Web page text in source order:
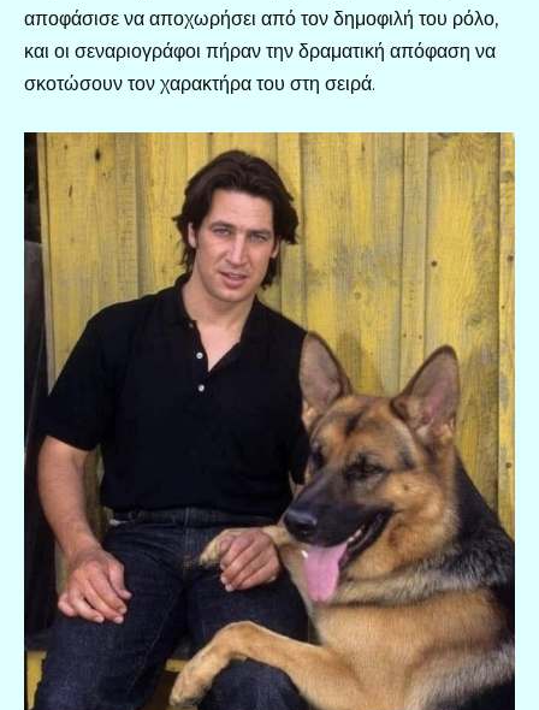
αποφάσισε να αποχωρήσει από τον δημοφιλή του ρόλο,
και οι σεναριογράφοι πήραν την δραματική απόφαση να
σκοτώσουν τον χαρακτήρα του στη σειρά.